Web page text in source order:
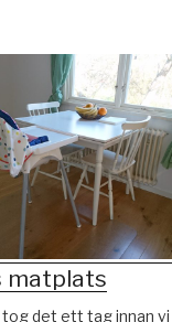
matplats
tog det ett tag innan